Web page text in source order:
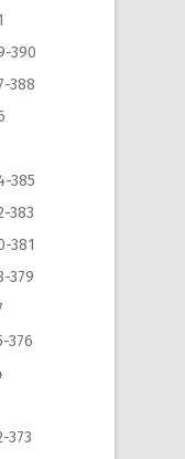
390
388
385
383
381
379
376
373